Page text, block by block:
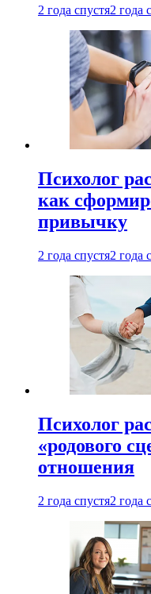
2 года спустя2 года
Психолог
как
привычку
2 года спустя2 года
Психолог
«родового
отношения
2 года спустя2 года